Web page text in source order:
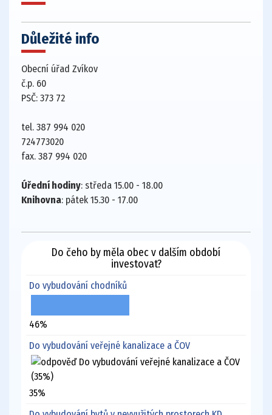
Důležité info
Obecní úřad Zvíkov
č.p. 60
PSČ: 373 72
tel. 387 994 020
724773020
fax. 387 994 020
Úřední hodiny: středa 15.00 - 18.00
Knihovna: pátek 15.30 - 17.00
Do čeho by měla obec v dalším období
investovat?
Do vybudování chodníků
46%
Do vybudování veřejné kanalizace a ČOV
35%